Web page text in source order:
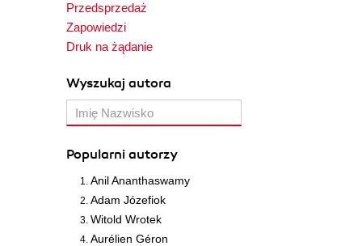
Przedsprzedaż
Zapowiedzi
Druk na żądanie
Wyszukaj autora
Popularni autorzy
Anil Ananthaswamy
Adam Józefiok
Witold Wrotek
Aurélien Géron